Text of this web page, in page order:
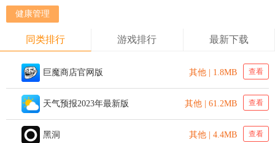
健康管理
同类排行 游戏排行 最新下载
巨魔商店官网版 其他 | 1.8MB 查看
天气预报2023年最新版 其他 | 61.2MB 查看
黑洞 其他 | 4.4MB 查看